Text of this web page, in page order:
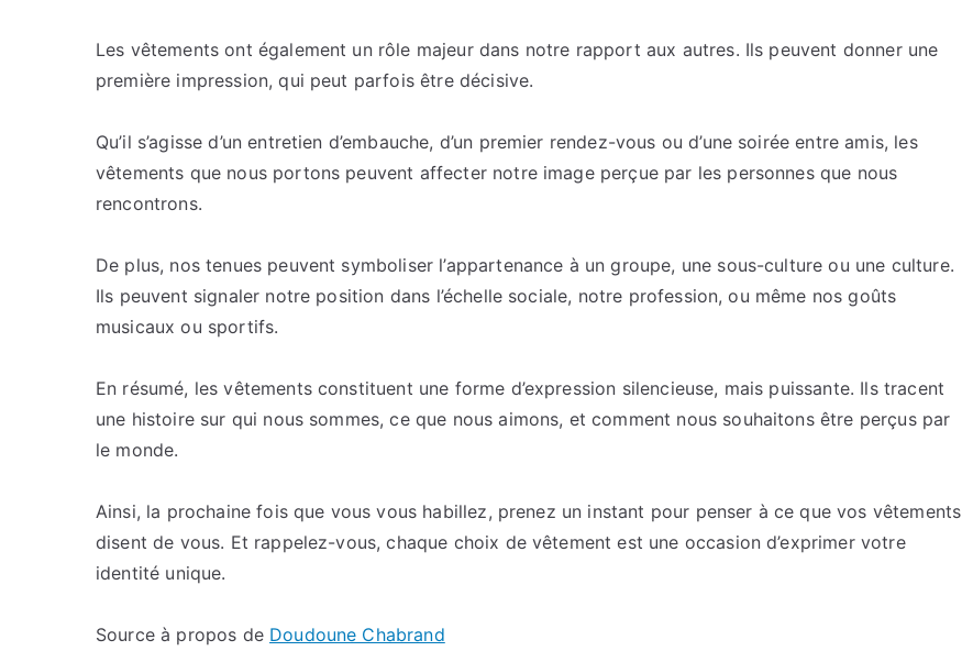
Ils
contre
éléments,
également
une
personnelle.
Les vêtements ont également un rôle majeur dans notre rapport aux autres. Ils peuvent donner une
première impression, qui peut parfois être décisive.
Qu’il s’agisse d’un entretien d’embauche, d’un premier rendez-vous ou d’une soirée entre amis, les
vêtements que nous portons peuvent affecter notre image perçue par les personnes que nous
rencontrons.
De plus, nos tenues peuvent symboliser l’appartenance à un groupe, une sous-culture ou une culture.
Ils peuvent signaler notre position dans l’échelle sociale, notre profession, ou même nos goûts
musicaux ou sportifs.
En résumé, les vêtements constituent une forme d’expression silencieuse, mais puissante. Ils tracent
une histoire sur qui nous sommes, ce que nous aimons, et comment nous souhaitons être perçus par
le monde.
Ainsi, la prochaine fois que vous vous habillez, prenez un instant pour penser à ce que vos vêtements
disent de vous. Et rappelez-vous, chaque choix de vêtement est une occasion d’exprimer votre
identité unique.
Source à propos de Doudoune Chabrand